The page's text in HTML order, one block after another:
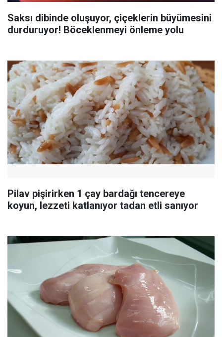
Saksı dibinde oluşuyor, çiçeklerin büyümesini
durduruyor! Böceklenmeyi önleme yolu
Pilav pişirirken 1 çay bardağı tencereye
koyun, lezzeti katlanıyor tadan etli sanıyor